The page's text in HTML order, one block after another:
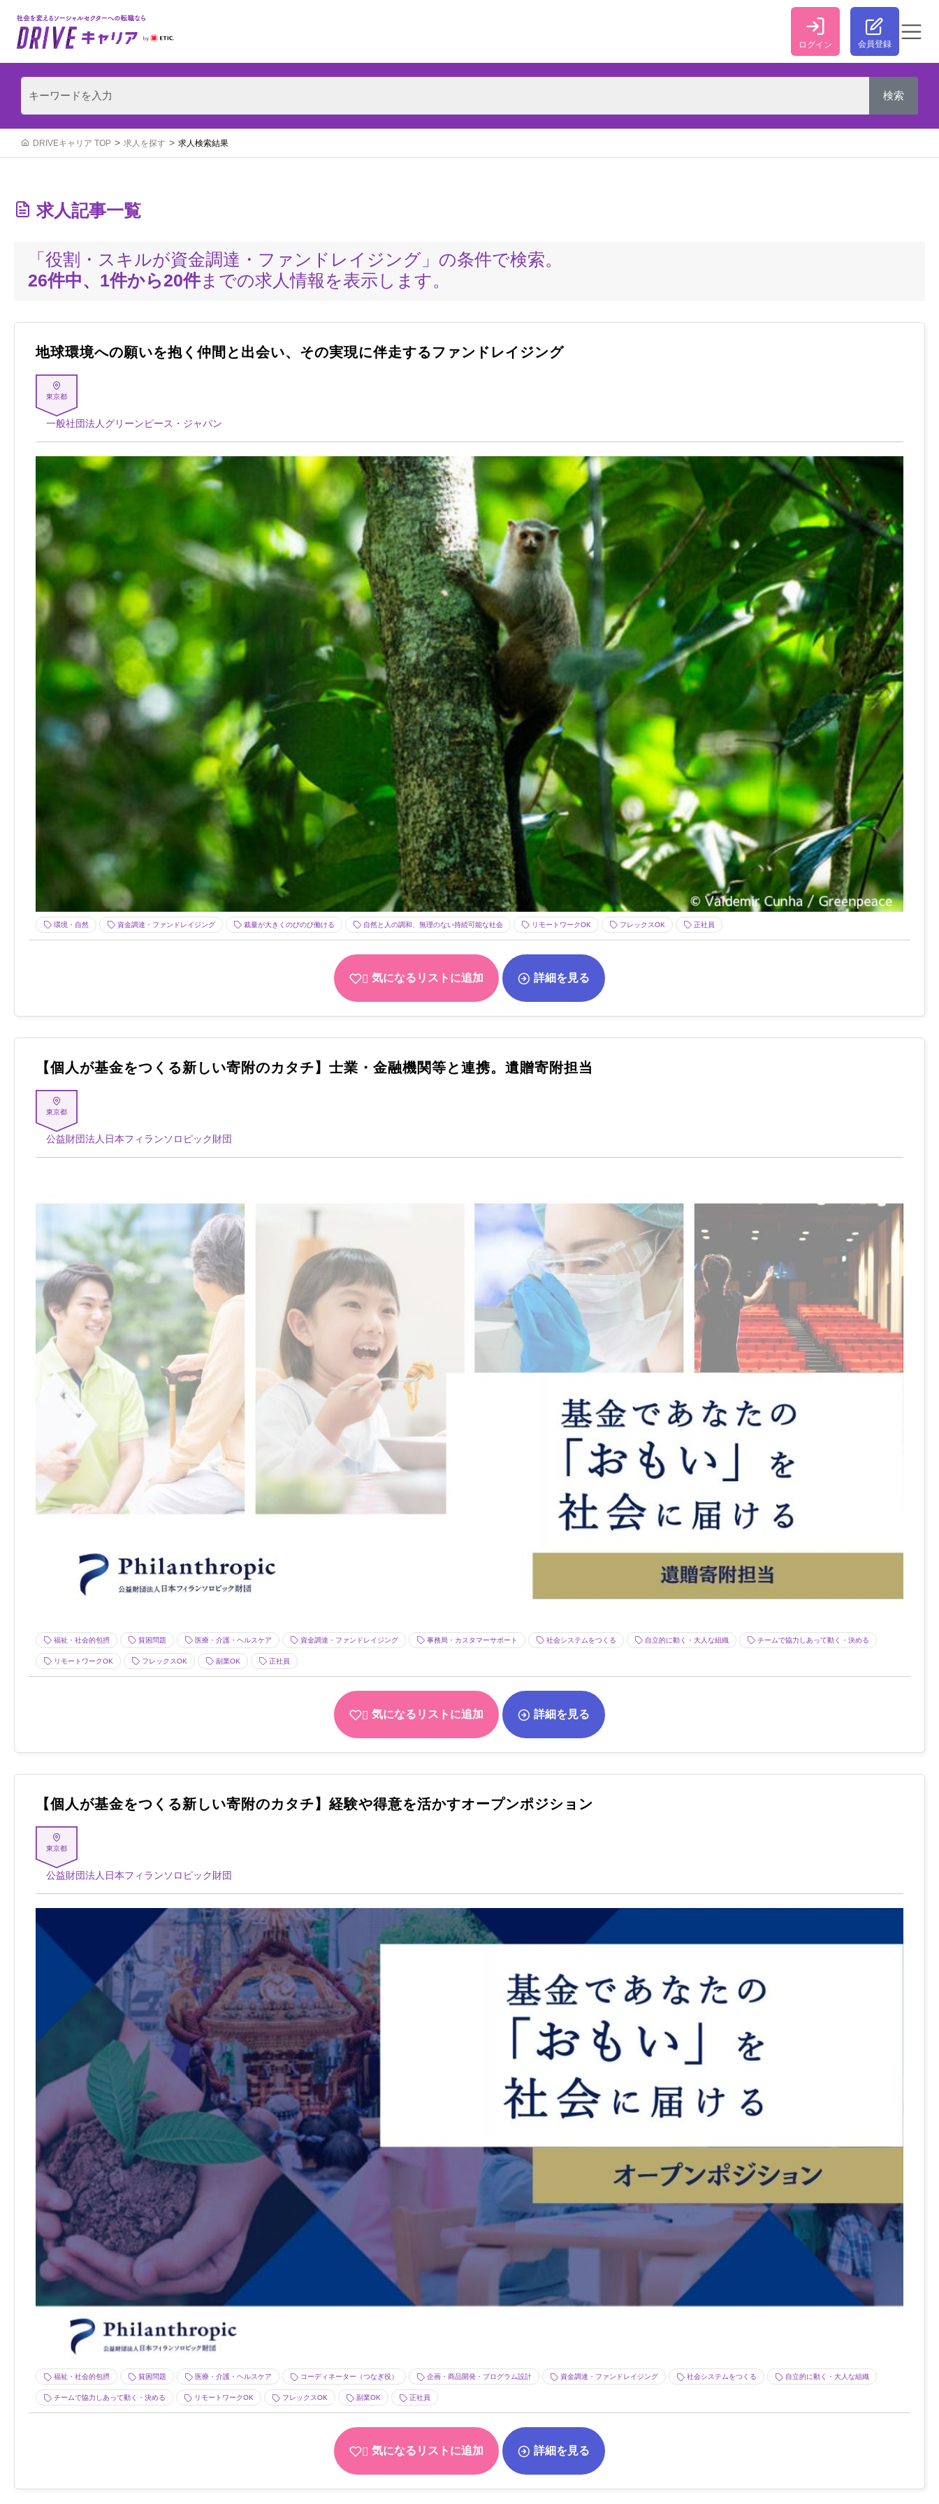
ログイン 会員登録
DRIVEキャリア TOP 求人を探す 求人検索結果
求人記事一覧
「役割・スキルが資金調達・ファンドレイジング」の条件で検索。
26件中、1件から20件までの求人情報を表示します。
地球環境への願いを抱く仲間と出会い、その実現に伴走するファンドレイジング
東京都
一般社団法人グリーンピース・ジャパン
環境・自然 資金調達・ファンドレイジング 裁量が大きくのびのび働ける 自然と人の調和、無理のない持続可能な社会 リモートワークOK フレックスOK 正社員
気になるリストに追加 詳細を見る
【個人が基金をつくる新しい寄附のカタチ】士業・金融機関等と連携。遺贈寄附担当
東京都
公益財団法人日本フィランソロピック財団
福祉・社会的包摂 貧困問題 医療・介護・ヘルスケア 資金調達・ファンドレイジング 事務局・カスタマーサポート 社会システムをつくる 自立的に動く・大人な組織 チームで協力しあって動く・決める
リモートワークOK フレックスOK 副業OK 正社員
気になるリストに追加 詳細を見る
【個人が基金をつくる新しい寄附のカタチ】経験や得意を活かすオープンポジション
東京都
公益財団法人日本フィランソロピック財団
福祉・社会的包摂 貧困問題 医療・介護・ヘルスケア コーディネーター（つなぎ役） 企画・商品開発・プログラム設計 資金調達・ファンドレイジング 社会システムをつくる 自立的に動く・大人な組織
チームで協力しあって動く・決める リモートワークOK フレックスOK 副業OK 正社員
気になるリストに追加 詳細を見る